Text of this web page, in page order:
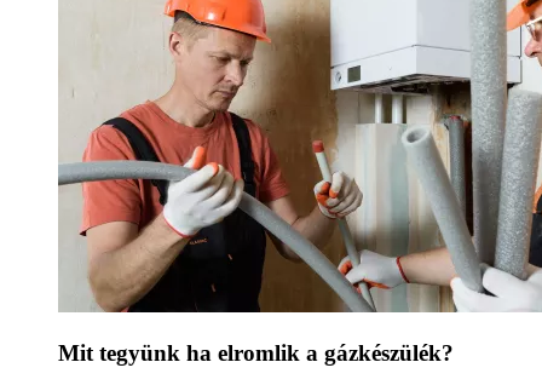
Mit tegyünk ha elromlik a gázkészülék?